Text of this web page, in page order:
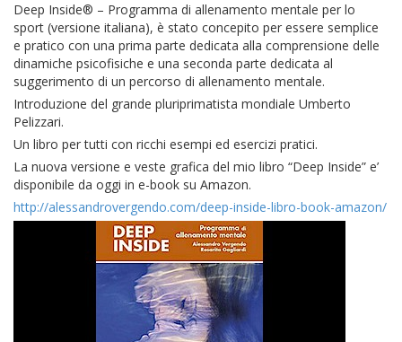
Deep Inside® – Programma di allenamento mentale per lo
sport (versione italiana), è stato concepito per essere semplice
e pratico con una prima parte dedicata alla comprensione delle
dinamiche psicofisiche e una seconda parte dedicata al
suggerimento di un percorso di allenamento mentale.
Introduzione del grande pluriprimatista mondiale Umberto
Pelizzari.
Un libro per tutti con ricchi esempi ed esercizi pratici.
La nuova versione e veste grafica del mio libro “Deep Inside” e’
disponibile da oggi in e-book su Amazon.
http://alessandrovergendo.com/deep-inside-libro-book-amazon/